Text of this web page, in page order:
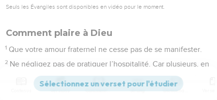
Seuls les Évangiles sont disponibles en vidéo pour le moment.
Comment plaire à Dieu
1 Que votre amour fraternel ne cesse pas de se manifester.
2 Ne négligez pas de pratiquer l’hospitalité. Car plusieurs, en
l’exerçant, ont accueilli des *anges sans le savoir.
Ayez le souci de ceux qui sont en prison, comme si vous
Versions Commentaires Strong